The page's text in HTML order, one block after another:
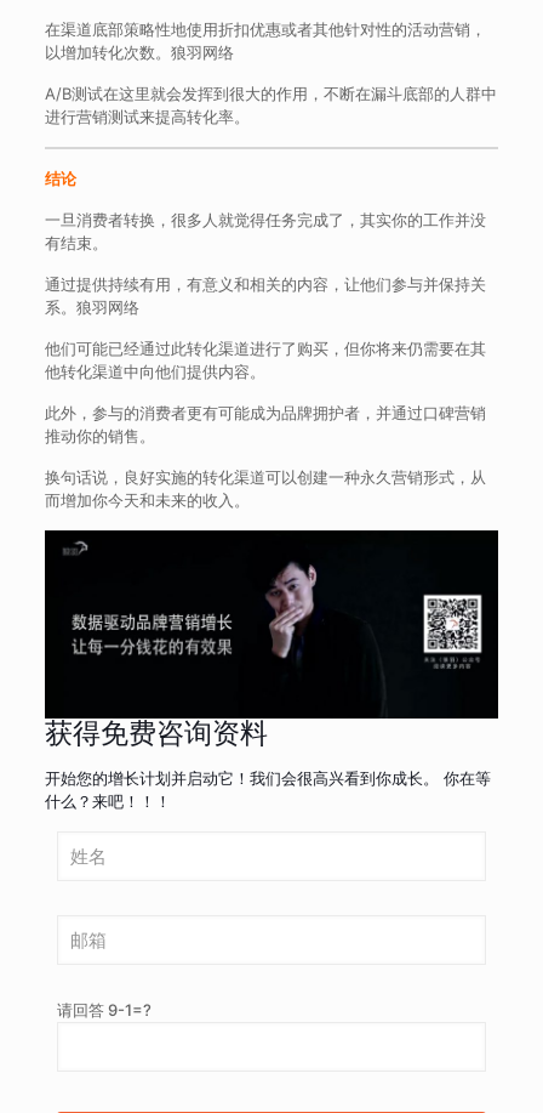
在渠道底部策略性地使用折扣优惠或者其他针对性的活动营销，
以增加转化次数。狼羽网络
A/B测试在这里就会发挥到很大的作用，不断在漏斗底部的人群中
进行营销测试来提高转化率。
结论
一旦消费者转换，很多人就觉得任务完成了，其实你的工作并没
有结束。
通过提供持续有用，有意义和相关的内容，让他们参与并保持关
系。狼羽网络
他们可能已经通过此转化渠道进行了购买，但你将来仍需要在其
他转化渠道中向他们提供内容。
此外，参与的消费者更有可能成为品牌拥护者，并通过口碑营销
推动你的销售。
换句话说，良好实施的转化渠道可以创建一种永久营销形式，从
而增加你今天和未来的收入。
获得免费咨询资料
开始您的增长计划并启动它！我们会很高兴看到你成长。 你在等
什么？来吧！！！
请回答 9-1=?